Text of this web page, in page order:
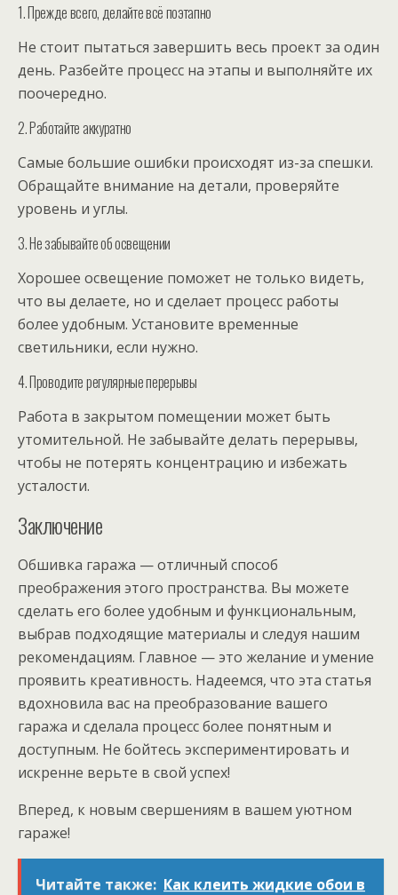
1. Прежде всего, делайте всё поэтапно
Не стоит пытаться завершить весь проект за один
день. Разбейте процесс на этапы и выполняйте их
поочередно.
2. Работайте аккуратно
Самые большие ошибки происходят из-за спешки.
Обращайте внимание на детали, проверяйте
уровень и углы.
3. Не забывайте об освещении
Хорошее освещение поможет не только видеть,
что вы делаете, но и сделает процесс работы
более удобным. Установите временные
светильники, если нужно.
4. Проводите регулярные перерывы
Работа в закрытом помещении может быть
утомительной. Не забывайте делать перерывы,
чтобы не потерять концентрацию и избежать
усталости.
Заключение
Обшивка гаража — отличный способ
преображения этого пространства. Вы можете
сделать его более удобным и функциональным,
выбрав подходящие материалы и следуя нашим
рекомендациям. Главное — это желание и умение
проявить креативность. Надеемся, что эта статья
вдохновила вас на преобразование вашего
гаража и сделала процесс более понятным и
доступным. Не бойтесь экспериментировать и
искренне верьте в свой успех!
Вперед, к новым свершениям в вашем уютном
гараже!
Читайте также: Как клеить жидкие обои в